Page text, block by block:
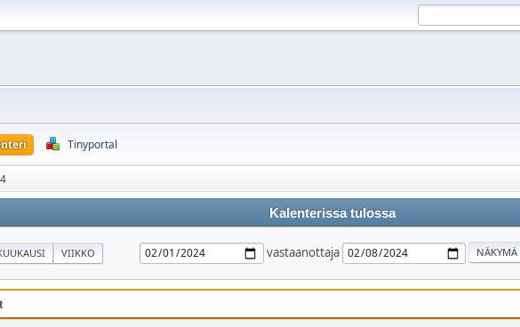
Tinyportal
Kalenterissa tulossa
VIIKKO vastaanottaja